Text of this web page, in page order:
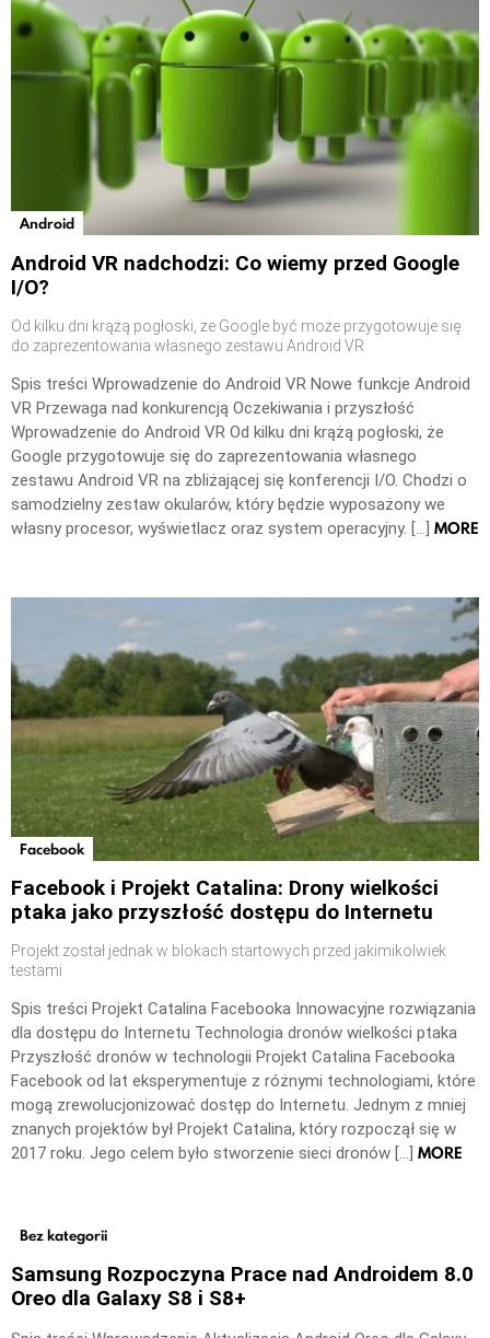
Android
Android VR nadchodzi: Co wiemy przed Google
I/O?
Od kilku dni krążą pogłoski, że Google być może przygotowuje się
do zaprezentowania własnego zestawu Android VR
Spis treści Wprowadzenie do Android VR Nowe funkcje Android
VR Przewaga nad konkurencją Oczekiwania i przyszłość
Wprowadzenie do Android VR Od kilku dni krążą pogłoski, że
Google przygotowuje się do zaprezentowania własnego
zestawu Android VR na zbliżającej się konferencji I/O. Chodzi o
samodzielny zestaw okularów, który będzie wyposażony we
własny procesor, wyświetlacz oraz system operacyjny. […] MORE
Facebook
Facebook i Projekt Catalina: Drony wielkości
ptaka jako przyszłość dostępu do Internetu
Projekt został jednak w blokach startowych przed jakimikolwiek
testami
Spis treści Projekt Catalina Facebooka Innowacyjne rozwiązania
dla dostępu do Internetu Technologia dronów wielkości ptaka
Przyszłość dronów w technologii Projekt Catalina Facebooka
Facebook od lat eksperymentuje z różnymi technologiami, które
mogą zrewolucjonizować dostęp do Internetu. Jednym z mniej
znanych projektów był Projekt Catalina, który rozpoczął się w
2017 roku. Jego celem było stworzenie sieci dronów […] MORE
Bez kategorii
Samsung Rozpoczyna Prace nad Androidem 8.0
Oreo dla Galaxy S8 i S8+